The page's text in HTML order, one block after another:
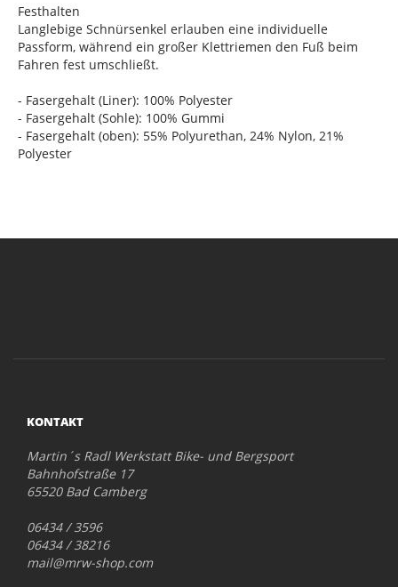
Festhalten
Langlebige Schnürsenkel erlauben eine individuelle
Passform, während ein großer Klettriemen den Fuß beim
Fahren fest umschließt.
- Fasergehalt (Liner): 100% Polyester
- Fasergehalt (Sohle): 100% Gummi
- Fasergehalt (oben): 55% Polyurethan, 24% Nylon, 21%
Polyester
KONTAKT
Martin´s Radl Werkstatt Bike- und Bergsport
Bahnhofstraße 17
65520 Bad Camberg
06434 / 3596
06434 / 38216
mail@mrw-shop.com